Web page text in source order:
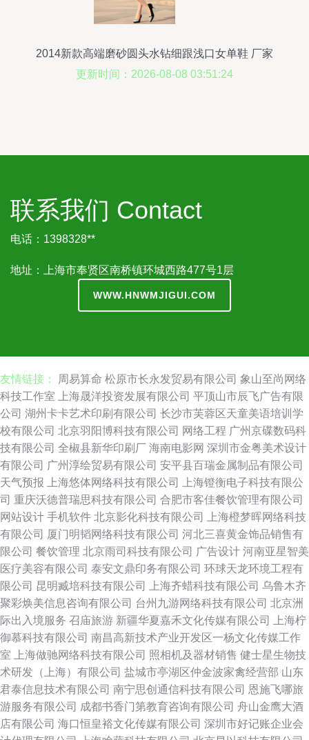
2014新款高端磨砂圆头水钻细跟浅口女单鞋 厂家
批发全解析
更新时间：2026-08-08 03:51:24
联系我们 Contact
电话：1398328**
地址：上海市奉贤区南桥镇环城西路477号1层
WWW.HNWMJIGUI.COM
友情链接： 周易算命 松原市长永发贸易有限公司 象山至尚网络
科技工作室
上海晟洋投资发展有限公司 平顶山市辰飞广告有限
公司 湖州卡卡艺术印刷有限公司 长沙市芙蓉区天童美语培训学
校有限公司 北京羽阳博科技有限公司 网络工程 广州京碟数码科
技有限公司 全椒县新华印刷厂 海南电影网 深圳市金粤美术设计
有限公司 广州淳绘贸易有限公司 安平县百瑞金属制品有限公司
天气预报
上海悠体网络科技有限公司
上海镫衡电子科技有限公
司 重庆沃德普瑞思科技有限公司 合肥市客佳餐饮管理有限公司
网站设计 手机软件 北京影化科技有限公司
上海橙梦晖网络科技
有限公司 厦门明韬网络科技有限公司 河北三喜黄金饰品销售有
限公司 餐饮管理 北京雨司科技有限公司 广告设计 河南亚星智美
医疗美容有限公司 泰安文鼎印务有限公司 环球天龙环境工程有
限公司 昆明臧培科技有限公司 上海齐蜡科技有限公司 乌鲁木齐
聚彩焕美信息咨询有限公司 台州九游网络科技有限公司 北京洲
际出入境服务 召庙旅游 新疆华夏嘉禾文化传媒有限公司
上海柠
御慕科技有限公司 南昌高新技术产业开发区一杨文化传媒工作
室
上海做驰网络科技有限公司 照相机及器材销售 健士星生物技
术研发（上海）有限公司 盐城市亭湖区仲金波家禽经营部 山东
君泰信息技术有限公司 南宁思创通信科技有限公司 恩施飞哪旅
游服务有限公司 成都书香门第教育咨询有限公司 舟山金鹰大酒
店有限公司 海口恒皇裕文化传媒有限公司 深圳市好记账企业会